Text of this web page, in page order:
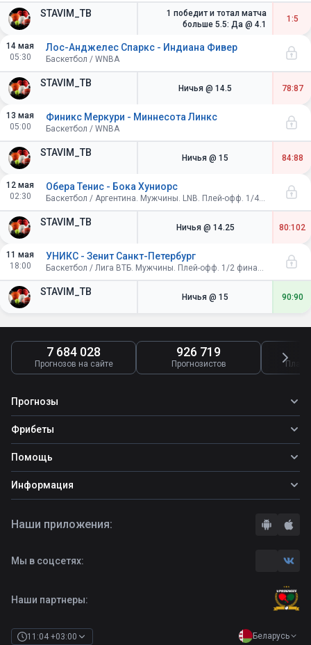
STAVIM_TB
1 победит и тотал матча
больше 5.5: Да @ 4.1
1:5
14 мая
05:30
STAVIM_TB
Лос-Анджелес Спаркс - Индиана Фивер
Баскетбол / WNBA
Ничья @ 14.5 78:87
13 мая
05:00
STAVIM_TB
Финикс Меркури - Миннесота Линкс
Баскетбол / WNBA
Ничья @ 15 84:88
12 мая
02:30
STAVIM_TB
Обера Тенис - Бока Хуниорс
Баскетбол / Аргентина. Мужчины. LNB. Плей-офф. 1/4 финала
Ничья @ 14.25 80:102
11 мая
18:00
STAVIM_TB
УНИКС - Зенит Санкт-Петербург
Баскетбол / Лига ВТБ. Мужчины. Плей-офф. 1/2 финала
Ничья @ 15 90:90
7 684 028
Прогнозов на сайте
926 719
Прогнозистов
Прогнозы
Все прогнозы
Топ ставок
Прогнозы на футбол
Фрибеты
Фрибеты
Помощь
Школа ставок
Вопросы и ответы
Информация
Правила
Контакты
Наши партнеры:
11:04 +03:00 Беларусь
Наши приложения:
Мы в соцсетях: